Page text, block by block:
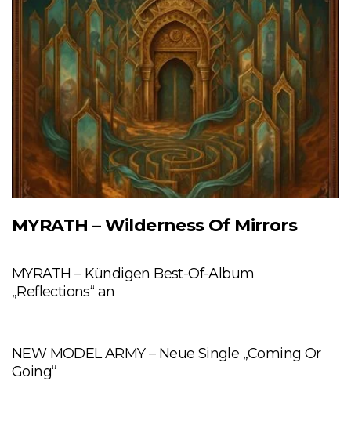
MYRATH – Wilderness Of Mirrors
MYRATH – Kündigen Best-Of-Album
„Reflections“ an
NEW MODEL ARMY – Neue Single „Coming Or
Going“